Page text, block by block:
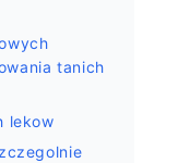
tanich
lekow